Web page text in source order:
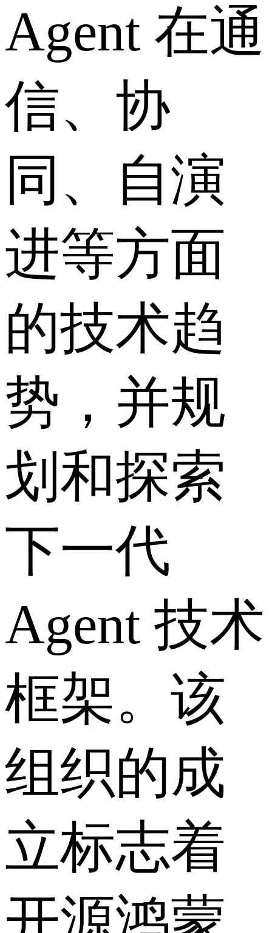
Agent 在通
信、协
同、自演
进等方面
的技术趋
势，并规
划和探索
下一代
Agent 技术
框架。该
组织的成
立标志着